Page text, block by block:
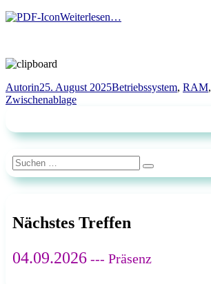
Weiterlesen…
Autor
AutorinVeröffentlicht
am
25. August 2025Schlagwörter
Betriebssystem, RAM,
Zwischenablage
Suchen
nach:
Suchen
Nächstes Treffen
04.09.2026 --- Präsenz